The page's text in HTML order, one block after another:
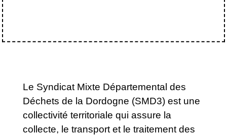
Le Syndicat Mixte Départemental des
Déchets de la Dordogne (SMD3) est une
collectivité territoriale qui assure la
collecte, le transport et le traitement des